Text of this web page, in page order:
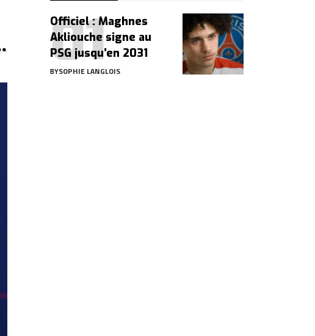
Officiel : Maghnes
Akliouche signe au
PSG jusqu’en 2031
BYSOPHIE LANGLOIS